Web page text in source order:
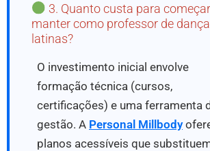
3. Quanto custa para
manter como professor de
latinas?
O investimento inicial envolve
formação técnica (cursos,
certificações) e uma ferramenta
gestão. A Personal Millbody
planos acessíveis que